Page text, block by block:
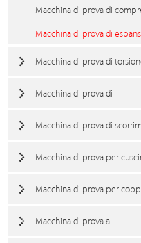
Macchina di prova di
Macchina di prova di
Macchina di prova di
Macchina di prova di
Macchina di prova di
Macchina di prova per
Macchina di prova per
Macchina di prova a